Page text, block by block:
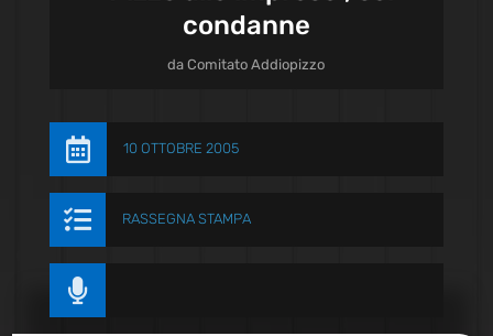
condanne
daComitato Addiopizzo
 10 OTTOBRE 2005
 RASSEGNA STAMPA
